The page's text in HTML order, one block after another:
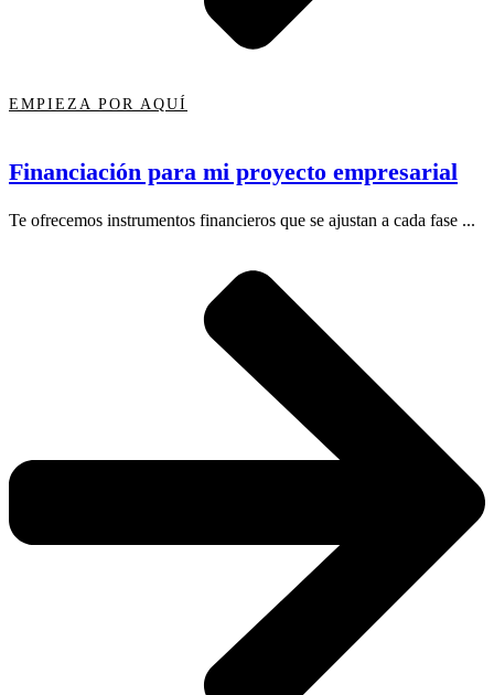
EMPIEZA POR AQUÍ
Financiación para mi proyecto empresarial
Te ofrecemos instrumentos financieros que se ajustan a cada fase ...